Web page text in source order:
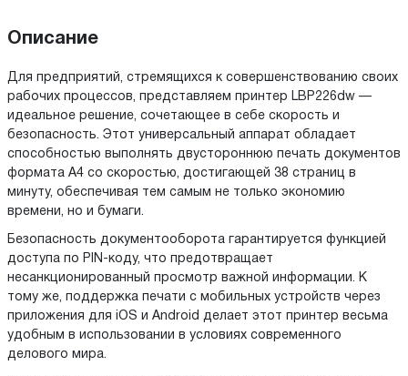
Описание
Для предприятий, стремящихся к совершенствованию своих
рабочих процессов, представляем принтер LBP226dw —
идеальное решение, сочетающее в себе скорость и
безопасность. Этот универсальный аппарат обладает
способностью выполнять двустороннюю печать документов
формата A4 со скоростью, достигающей 38 страниц в
минуту, обеспечивая тем самым не только экономию
времени, но и бумаги.
Безопасность документооборота гарантируется функцией
доступа по PIN-коду, что предотвращает
несанкционированный просмотр важной информации. К
тому же, поддержка печати с мобильных устройств через
приложения для iOS и Android делает этот принтер весьма
удобным в использовании в условиях современного
делового мира.